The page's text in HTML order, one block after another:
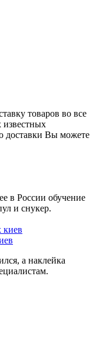
товаров во все
известных
доставки Вы можете
в России обучение
и снукер.
а наклейка